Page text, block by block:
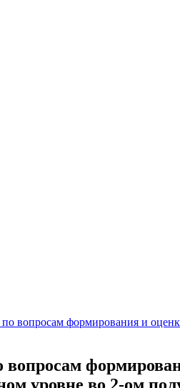
вопросам формирования и